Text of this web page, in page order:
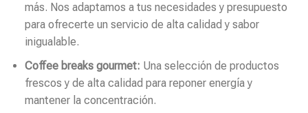
más. Nos adaptamos a tus necesidades y presupuesto
para ofrecerte un servicio de alta calidad y sabor
inigualable.
Coffee breaks gourmet: Una selección de productos
frescos y de alta calidad para reponer energía y
mantener la concentración.